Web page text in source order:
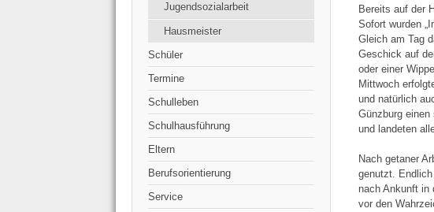
Jugendsozialarbeit
Hausmeister
Schüler
Termine
Schulleben
Schulhausführung
Eltern
Berufsorientierung
Service
Bereits auf der
Sofort wurden
Gleich am Tag
Geschick auf
oder einer
Mittwoch
und natürlich
Günzburg
und landeten
Nach getaner
genutzt.
nach Ankunft in
vor den